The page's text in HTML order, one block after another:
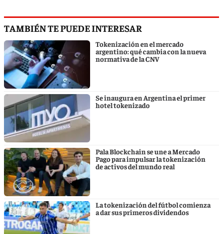
TAMBIÉN TE PUEDE INTERESAR
Tokenización en el mercado
argentino: qué cambia con la nueva
normativa de la CNV
Se inaugura en Argentina el primer
hotel tokenizado
Pala Blockchain se une a Mercado
Pago para impulsar la tokenización
de activos del mundo real
La tokenización del fútbol comienza
a dar sus primeros dividendos